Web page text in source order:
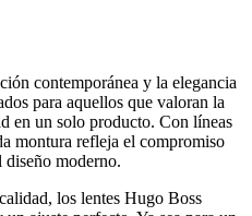
contemporánea y la elegancia
para aquellos que valoran la
en un solo producto. Con líneas
montura refleja el compromiso
diseño moderno.
los lentes Hugo Boss